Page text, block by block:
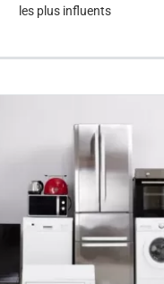
les plus influents